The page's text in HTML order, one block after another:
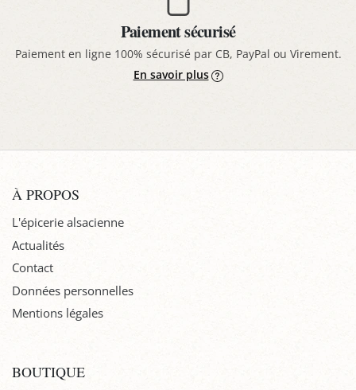
Paiement sécurisé
Paiement en ligne 100% sécurisé par CB, PayPal ou Virement.
En savoir plus
À PROPOS
L'épicerie alsacienne
Actualités
Contact
Données personnelles
Mentions légales
BOUTIQUE